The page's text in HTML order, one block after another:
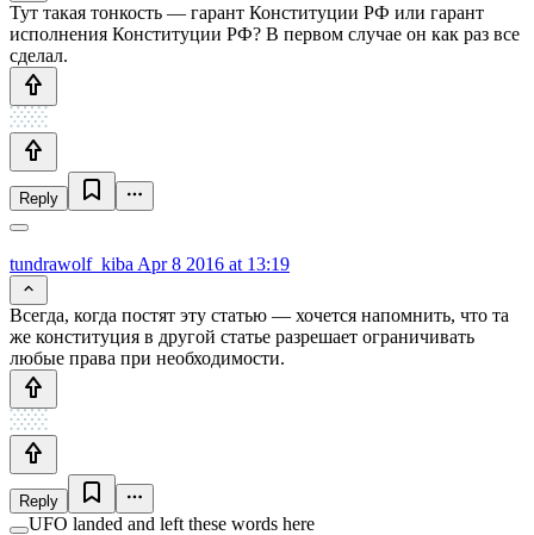
Тут такая тонкость — гарант Конституции РФ или гарант
исполнения Конституции РФ? В первом случае он как раз все
сделал.
Reply
tundrawolf_kiba Apr 8 2016 at 13:19
Всегда, когда постят эту статью — хочется напомнить, что та
же конституция в другой статье разрешает ограничивать
любые права при необходимости.
Reply
UFO landed and left these words here